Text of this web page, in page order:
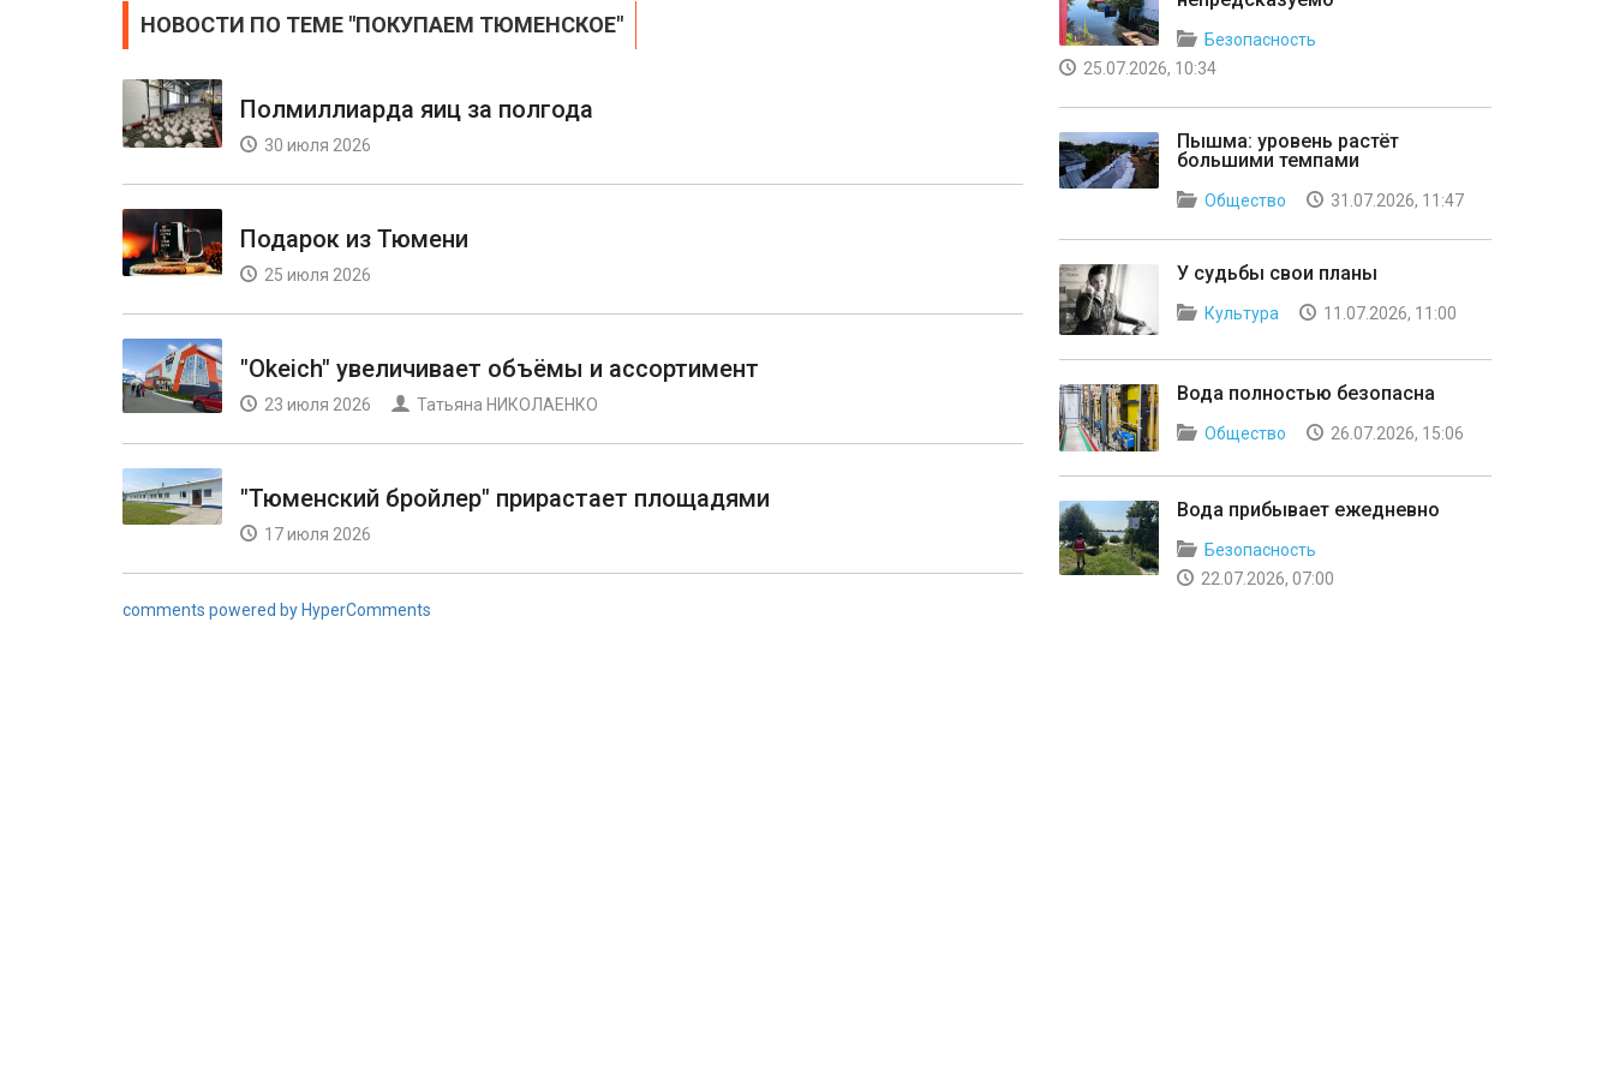
НОВОСТИ ПО ТЕМЕ "ПОКУПАЕМ ТЮМЕНСКОЕ"
Полмиллиарда яиц за полгода
30 июля 2026
Подарок из Тюмени
25 июля 2026
"Okeich" увеличивает объёмы и ассортимент
23 июля 2026 Татьяна НИКОЛАЕНКО
"Тюменский бройлер" прирастает площадями
17 июля 2026
comments powered by HyperComments
Безопасность
25.07.2026, 10:34
Пышма: уровень растёт
большими темпами
Общество 31.07.2026, 11:47
У судьбы свои планы
Культура 11.07.2026, 11:00
Вода полностью безопасна
Общество 26.07.2026, 15:06
Вода прибывает ежедневно
Безопасность
22.07.2026, 07:00